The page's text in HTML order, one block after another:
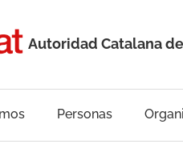
Autoridad Catalana
Personas